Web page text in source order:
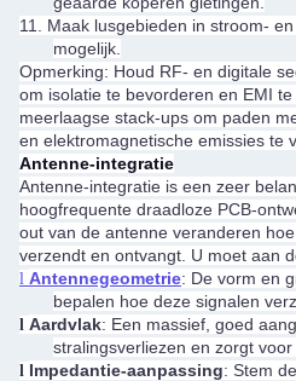
11. Maak lusgebieden in stroom-
mogelijk.
Opmerking: Houd RF- en digitale
om isolatie te bevorderen en EMI
meerlaagse stack-ups om paden
en elektromagnetische emissies te
Antenne-integratie
Antenne-integratie is een zeer
hoogfrequente draadloze PCB-
out van de antenne veranderen
verzendt en ontvangt. U moet aan
l Antennegeometrie: De vorm en
bepalen hoe deze signalen
l Aardvlak: Een massief, goed
stralingsverliezen en zorgt
l Impedantie-aanpassing: Stem